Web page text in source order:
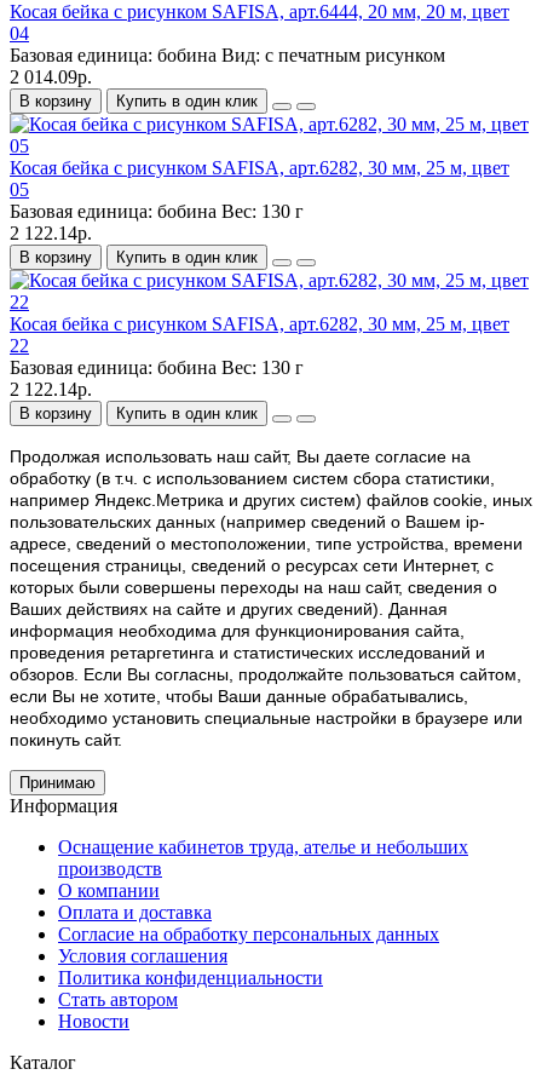
Косая бейка с рисунком SAFISA, арт.6444, 20 мм, 20 м, цвет
04
Базовая единица: бобина Вид: с печатным рисунком
2 014.09р.
В корзину Купить в один клик
Косая бейка с рисунком SAFISA, арт.6282, 30 мм, 25 м, цвет
05
Базовая единица: бобина Вес: 130 г
2 122.14р.
В корзину Купить в один клик
Косая бейка с рисунком SAFISA, арт.6282, 30 мм, 25 м, цвет
22
Базовая единица: бобина Вес: 130 г
2 122.14р.
В корзину Купить в один клик
Продолжая использовать наш cайт, Вы даете согласие на
обработку (в т.ч. с использованием систем сбора статистики,
например Яндекс.Метрика и других систем) файлов cookie, иных
пользовательских данных (например сведений о Вашем ip-
адресе, сведений о местоположении, типе устройства, времени
посещения страницы, сведений о ресурсах сети Интернет, с
которых были совершены переходы на наш сайт, сведения о
Ваших действиях на сайте и других сведений). Данная
информация необходима для функционирования сайта,
проведения ретаргетинга и статистических исследований и
обзоров. Если Вы согласны, продолжайте пользоваться сайтом,
если Вы не хотите, чтобы Ваши данные обрабатывались,
необходимо установить специальные настройки в браузере или
покинуть сайт.
Принимаю
Информация
Оснащение кабинетов труда, ателье и небольших
производств
О компании
Оплата и доставка
Согласие на обработку персональных данных
Условия соглашения
Политика конфиденциальности
Стать автором
Новости
Каталог